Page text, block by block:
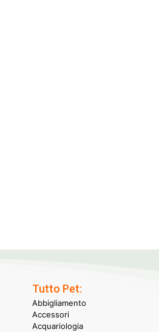
Tutto Pet:
Abbigliamento
Accessori
Acquariologia